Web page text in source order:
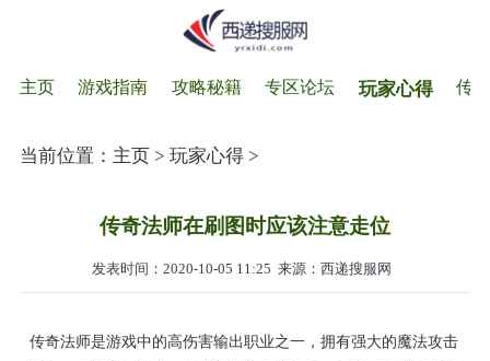
主页 游戏指南 攻略秘籍 专区论坛 玩家心得 传
当前位置： 主页> 玩家心得>
传奇法师在刷图时应该注意走位
发表时间：2020-10-05 11:25 来源：西递搜服网
传奇法师是游戏中的高伤害输出职业之一，拥有强大的魔法攻击